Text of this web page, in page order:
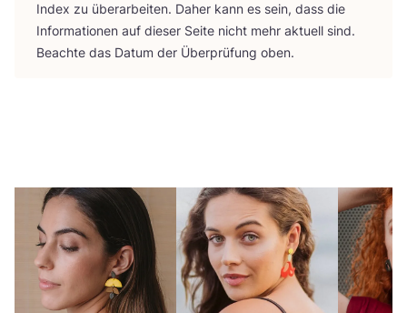
Index zu über­ar­bei­ten. Daher kann es sein, dass die
Infor­ma­tio­nen auf die­ser Sei­te nicht mehr aktu­ell sind.
Beach­te das Datum der Über­prü­fung oben.